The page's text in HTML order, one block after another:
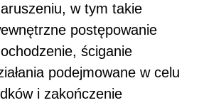
w tym takie
postępowanie
ściganie
podejmowane w celu
i zakończenie